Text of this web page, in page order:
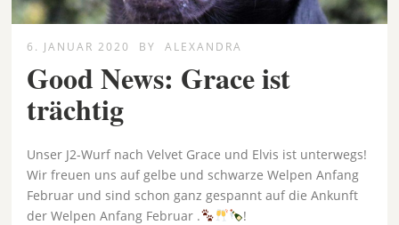
6. JANUAR 2020 BY ALEXANDRA
Good News: Grace ist
trächtig
Unser J2-Wurf nach Velvet Grace und Elvis ist unterwegs!
Wir freuen uns auf gelbe und schwarze Welpen Anfang
Februar und sind schon ganz gespannt auf die Ankunft
der Welpen Anfang Februar .
!